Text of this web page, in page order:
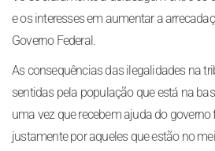
e os interesses em aumentar a
Governo Federal.
As consequências das ilegalidades na
sentidas pela população que está na
uma vez que recebem ajuda do governo
justamente por aqueles que estão no